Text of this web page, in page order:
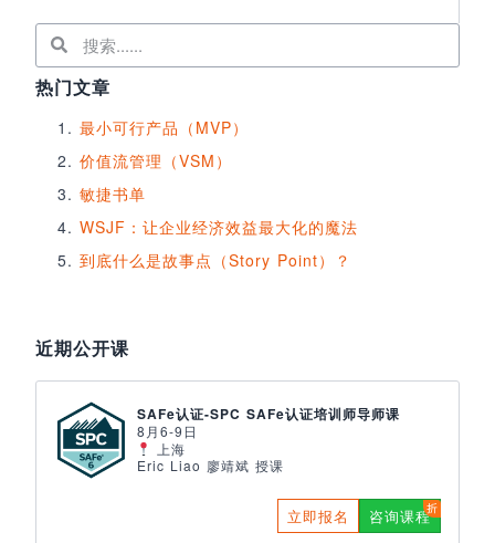
热门文章
最小可行产品（MVP）
价值流管理（VSM）
敏捷书单
WSJF：让企业经济效益最大化的魔法
到底什么是故事点（Story Point）？
近期公开课
SAFe认证-SPC SAFe认证培训师导师课
8月6-9日
上海
Eric Liao 廖靖斌 授课
立即报名 咨询课程